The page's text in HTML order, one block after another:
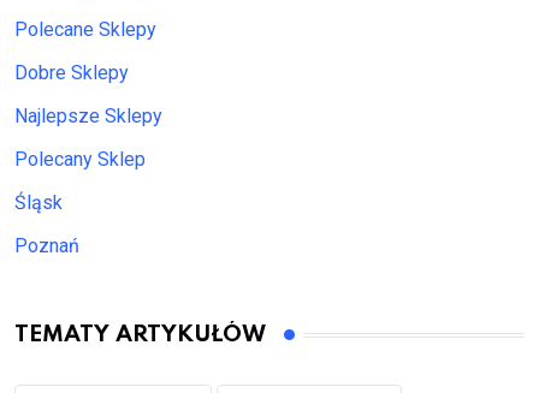
Polecane Sklepy
Dobre Sklepy
Najlepsze Sklepy
Polecany Sklep
Śląsk
Poznań
TEMATY ARTYKUŁÓW